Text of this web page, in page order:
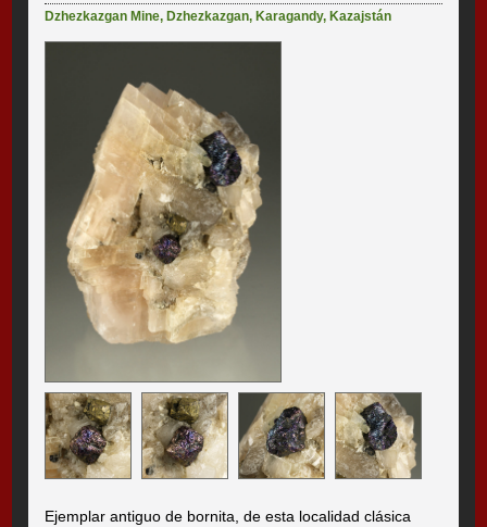
Dzhezkazgan Mine, Dzhezkazgan, Karagandy, Kazajstán
Ejemplar antiguo de bornita, de esta localidad clásica